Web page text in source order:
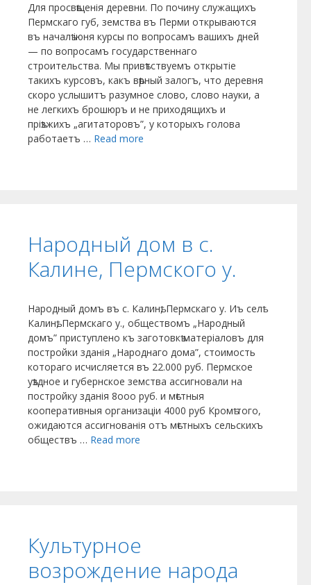
Для просвѣщенія деревни. По почину служащихъ
Пермскаго губ, земства въ Пер­ми открываются
въ началѣ іюня курсы по вопросамъ ва­шихъ дней
— по вопросамъ государственнаго
строительства. Мы привѣтствуемъ открытіе
такихъ курсовъ, какъ вѣр­ный залогъ, что деревня
скоро услышитъ разумное слово, слово науки, а
не легкихъ брошюръ и не приходящихъ и
пріѣзжихъ „агитаторовъ”, у которыхъ голова
работаетъ … Read more
Народный дом в с.
Калине, Пермского у.
Народный домъ въ с. Калинѣ, Пермскаго у. Иъ селѣ
Калинѣ, Пермскаго у., обществомъ „Народный
домъ” приступлено къ заготовкѣ матеріаловъ для
постройки зданія „Народнаго дома”, стоимость
котораго исчисляется въ 22.000 руб. Пермское
уѣздное и губернское земства ассигновали на
постройку зданія 8ооо руб. и мѣстныя
кооперативныя организаціи 4000 руб Кромѣ того,
ожидаются ассигнованія отъ мѣстныхъ сельскихъ
обществъ … Read more
Культурное
возрождение народа